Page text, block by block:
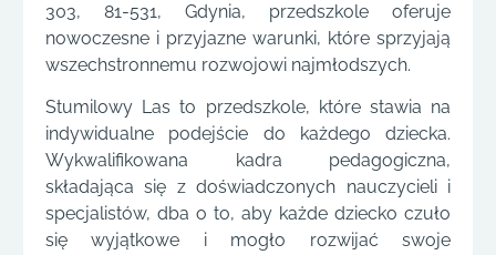
303, 81-531, Gdynia, przedszkole oferuje
nowoczesne i przyjazne warunki, które sprzyjają
wszechstronnemu rozwojowi najmłodszych.
Stumilowy Las to przedszkole, które stawia na
indywidualne podejście do każdego dziecka.
Wykwalifikowana kadra pedagogiczna,
składająca się z doświadczonych nauczycieli i
specjalistów, dba o to, aby każde dziecko czuło
się wyjątkowe i mogło rozwijać swoje